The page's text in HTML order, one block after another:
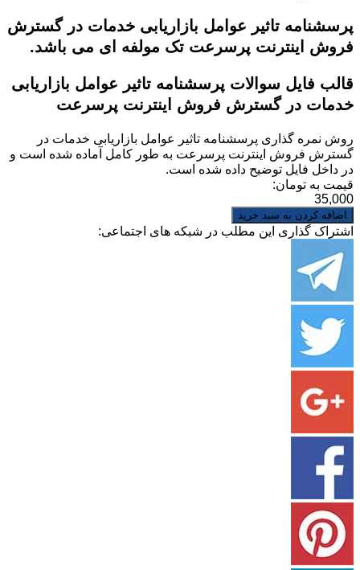
پرسشنامه تاثیر عوامل بازاریابی خدمات در گسترش
فروش اینترنت پرسرعت تک مولفه ای می باشد.
قالب فایل سوالات پرسشنامه تاثیر عوامل بازاریابی
خدمات در گسترش فروش اینترنت پرسرعت
روش نمره گذاری پرسشنامه تاثیر عوامل بازاریابی خدمات در
گسترش فروش اینترنت پرسرعت به طور کامل آماده شده است و
در داخل فایل توضیح داده شده است.
قیمت به تومان:
35,000
اشتراک گذاری این مطلب در شبکه های اجتماعی: